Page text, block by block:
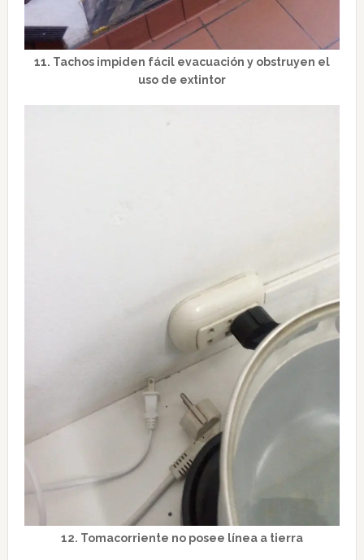
11. Tachos impiden fácil evacuación y obstruyen el
uso de extintor
12. Tomacorriente no posee línea a tierra